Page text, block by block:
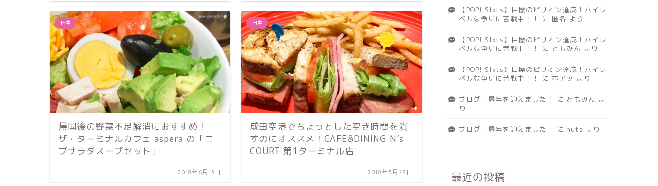
日本
帰国後の野菜不足解消におすすめ！
ザ・ターミナルカフェ aspera の「コ
ブサラダスープセット」
2018年6月15日
日本
成田空港でちょっとした空き時間を潰
すのにオススメ！CAFE&DINING N’s
COURT 第1ターミナル店
2018年5月28日
【POP! Slots】目標のビリオン達成！ハイレ
ベルな争いに苦戦中！！
に 匿名 より
【POP! Slots】目標のビリオン達成！ハイレ
ベルな争いに苦戦中！！
に ともみん より
【POP! Slots】目標のビリオン達成！ハイレ
ベルな争いに苦戦中！！
に ポアッ より
ブログ一周年を迎えました！ に ともみん よ
り
ブログ一周年を迎えました！ に nuts より
最近の投稿